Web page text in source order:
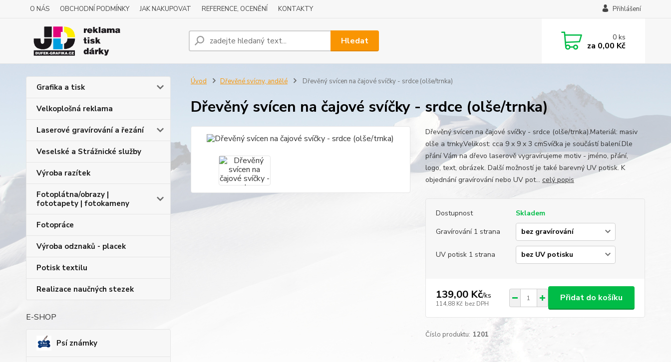
O NÁS OBCHODNÍ PODMÍNKY JAK NAKUPOVAT REFERENCE, OCENĚNÍ KONTAKTY Přihlášení
Hledat 0ks
za 0,00 Kč
Grafika a tisk
Velkoplošná reklama
Laserové gravírování a řezání
Veselské a Strážnické služby
Výroba razítek
Fotoplátna/obrazy |
fototapety | fotokameny
Fotopráce
Výroba odznaků - placek
Potisk textilu
Realizace naučných stezek
E-SHOP
Psí známky
Úvod Dřevěné svícny, andělé Dřevěný svícen na čajové svíčky - srdce (olše/trnka)
Dřevěný svícen na čajové svíčky - srdce (olše/trnka)
Dřevěný svícen na čajové svíčky - srdce (olše/trnka).Materiál: masiv
olše a trnky.Velikost: cca 9 x 9 x 3 cmSvíčka je součástí balení.Dle
přání Vám na dřevo laserově vygravírujeme motiv - jméno, přání,
logo, text, obrázek. Další možností je také barevný UV potisk. K
objednání gravírování nebo UV pot... celý popis
Dostupnost
Skladem
Gravírování 1 strana
UV potisk 1 strana
139,00 Kč/ks
114,88 Kč bez DPH
Přidat do košíku
Číslo produktu: 1201